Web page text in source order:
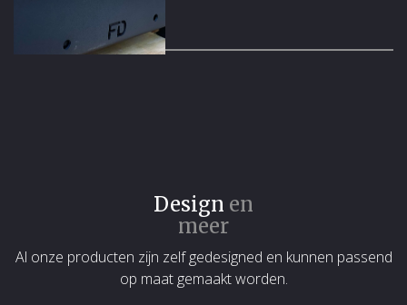
Design en
meer
Al onze producten zijn zelf gedesigned en kunnen passend
op maat gemaakt worden.